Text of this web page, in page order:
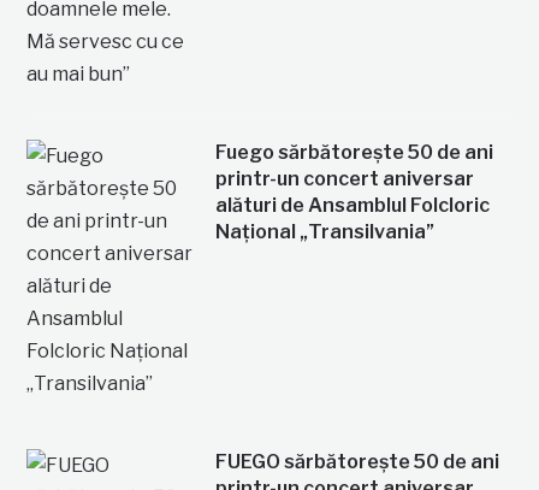
Fuego sărbătorește 50 de ani
printr-un concert aniversar
alături de Ansamblul Folcloric
Național „Transilvania”
FUEGO sărbătorește 50 de ani